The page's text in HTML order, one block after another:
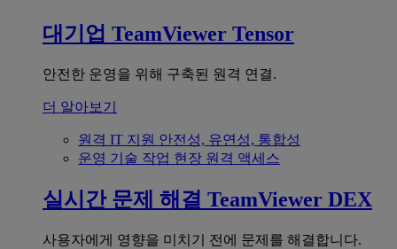
대기업 TeamViewer Tensor
안전한 운영을 위해 구축된 원격 연결.
더 알아보기
원격 IT 지원 안전성, 유연성, 통합성
운영 기술 작업 현장 원격 액세스
실시간 문제 해결 TeamViewer DEX
사용자에게 영향을 미치기 전에 문제를 해결합니다.